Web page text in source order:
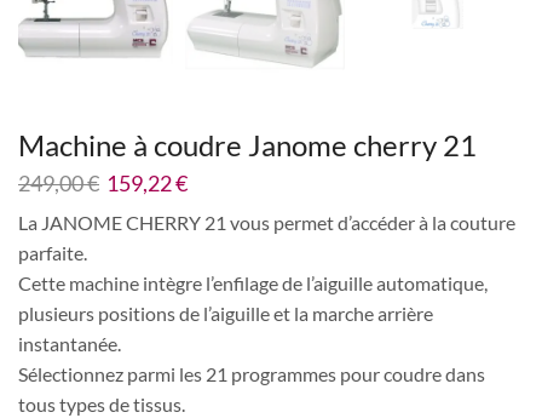
Machine à coudre Janome cherry 21
249,00€ 159,22€
La JANOME CHERRY 21 vous permet d’accéder à la couture
parfaite.
Cette machine intègre l’enfilage de l’aiguille automatique,
plusieurs positions de l’aiguille et la marche arrière
instantanée.
Sélectionnez parmi les 21 programmes pour coudre dans
tous types de tissus.